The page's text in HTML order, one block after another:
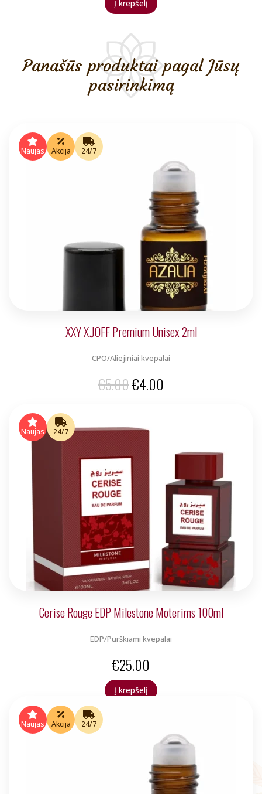
Į krepšelį
Panašūs produktai pagal Jūsų
pasirinkimą
Naujas Akcija 24/7
XXY X.JOFF Premium Unisex 2ml
CPO/Aliejiniai kvepalai
€5.00Original
was:
€5.00.
€4.00
€4.00.
Naujas 24/7
Cerise Rouge EDP Milestone Moterims 100ml
EDP/Purškiami kvepalai
€25.00
Į krepšelį
Naujas Akcija 24/7